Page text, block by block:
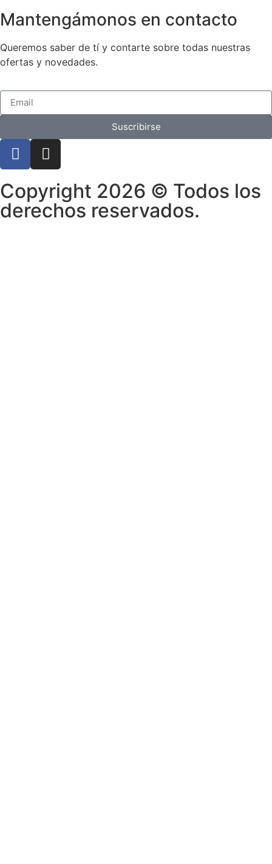
Mantengámonos en contacto
Queremos saber de tí y contarte sobre todas nuestras
ofertas y novedades.
Suscribirse
Copyright 2026 © Todos los
derechos reservados.